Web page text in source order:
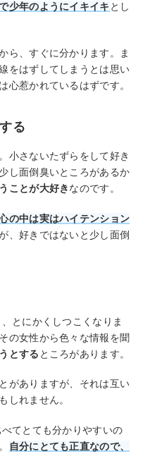
少年のようにイキイキ とし
ら、すぐに分かります。ま
をはずしてしまうとは思い
心惹かれているはずです。
る
小さないたずらをして好き
し面倒臭いところがあるか
ことが大好きなのです。
の中は実はハイテンション
、好きではないと少し面倒
とにかくしつこくなりま
の女性から色々な情報を聞
とする ところがあります。
がありますが、それは互い
しれません。
てとても分かりやすいの
自分にとても正直なので、